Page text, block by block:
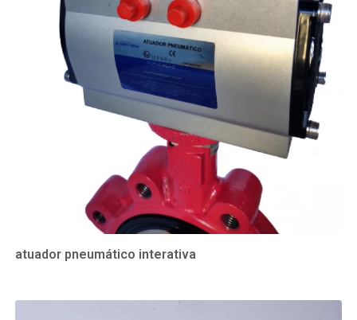
atuador pneumático interativa